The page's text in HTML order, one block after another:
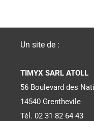
Un site de :
TIMYX SARL ATOLL
56 Boulevard des
14540 Grenthevile
Tél. 02 31 82 64 43